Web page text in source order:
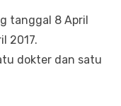
tanggal 8 April
2017.
dokter dan satu